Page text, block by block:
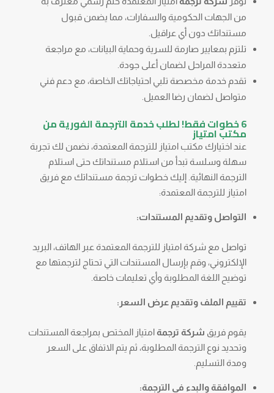
من الجهات الحكومية والسفارات، مما يضمن قبول
مستنداتك دون أي عراقيل.
تلتزم بمعايير صارمة للسرية وحماية البيانات، مع مراجعة
متعددة المراحل لضمان أعلى جودة.
تقدم خدمة مخصصة تلبي احتياجاتك الخاصة، مع دعم فني
متواصل لضمان رضا العميل.
6 خطوات فقط! لطلب خدمة الترجمة الفورية من
مكتب امتياز
عند اختيارك مكتب امتياز للترجمة المعتمدة، نضمن لك تجربة
سهلة وسلسة تبدأ من استلام مستنداتك حتى استلام
الترجمة النهائية. إليك خطوات ترجمة مستنداتك مع فريق
امتياز للترجمة المعتمدة:
التواصل وتقديم المستندات:
تواصل مع شركة امتياز للترجمة المعتمدة عبر الهاتف، البريد
الإلكتروني، وقم بإرسال المستندات التي تحتاج لترجمتها مع
توضيح اللغة المطلوبة وأي تعليمات خاصة.
تقييم الملف وتقديم عرض السعر:
يقوم فريق شركة ترجمة امتياز المختص بمراجعة المستندات
وتحديد نوع الترجمة المطلوبة، ثم يتم الاتفاق على السعر
ومدة التسليم.
الموافقة والبدء في الترجمة: